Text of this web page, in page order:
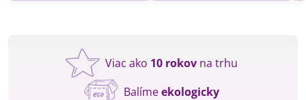
Viac ako 10 rokov na trhu
Balímeekologicky